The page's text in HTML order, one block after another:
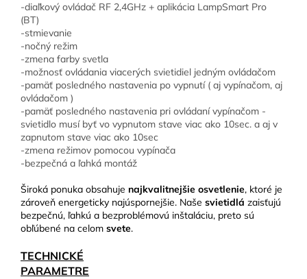
-diaľkový ovládač RF 2,4GHz + aplikácia LampSmart Pro
(BT)
-stmievanie
-nočný režim
-zmena farby svetla
-možnosť ovládania viacerých svietidiel jedným ovládačom
-pamäť posledného nastavenia po vypnutí ( aj vypínačom, aj
ovládačom )
-pamäť posledného nastavenia pri ovládaní vypínačom -
svietidlo musí byť vo vypnutom stave viac ako 10sec. a aj v
zapnutom stave viac ako 10sec
-zmena režimov pomocou vypínača
-bezpečná a ľahká montáž
Široká ponuka obsahuje najkvalitnejšie osvetlenie, ktoré je
zároveň energeticky najúspornejšie. Naše svietidlá zaisťujú
bezpečnú, ľahkú a bezproblémovú inštaláciu, preto sú
obľúbené na celom svete.
TECHNICKÉ
PARAMETRE